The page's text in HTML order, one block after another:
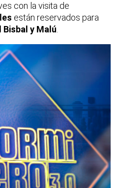
con la visita de
están reservados para
Bisbal y Malú